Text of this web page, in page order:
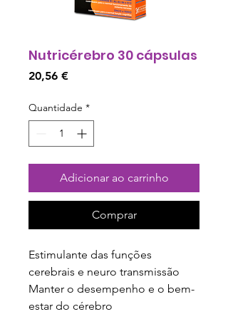
Nutricérebro 30 cápsulas
20,56 €Preço
Quantidade *
Adicionar ao carrinho
Comprar
Estimulante das funções
cerebrais e neuro transmissão
Manter o desempenho e o bem-
estar do cérebro